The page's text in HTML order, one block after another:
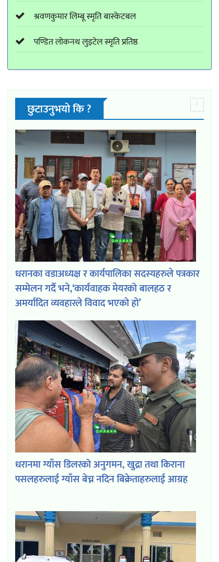
श्रवणकुमार लिम्बू स्मृति बास्केटबल
पण्डित लोकनथ लुइटेल स्मृति प्रतिष्ठ
छुटाउनुभयो कि ?
धरानका वडाअध्यक्ष र कार्यपालिका सदस्यहरुले पत्रकार
सम्मेलन गर्दै भने,‘कार्यवाहक मेयरको बालहठ र
अमर्यादित व्यवहारले विवाद भएको हो’
धरानमा ग्याँस डिलरको अनुगमन, खुद्रा तथा किराना
पसलहरुलाई ग्याँस बेच्न नदिन बिक्रेताहरुलाई आग्रह